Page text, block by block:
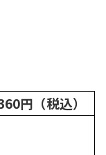
円（税込）